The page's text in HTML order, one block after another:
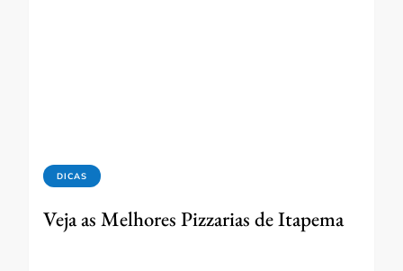
DICAS
Veja as Melhores Pizzarias de Itapema